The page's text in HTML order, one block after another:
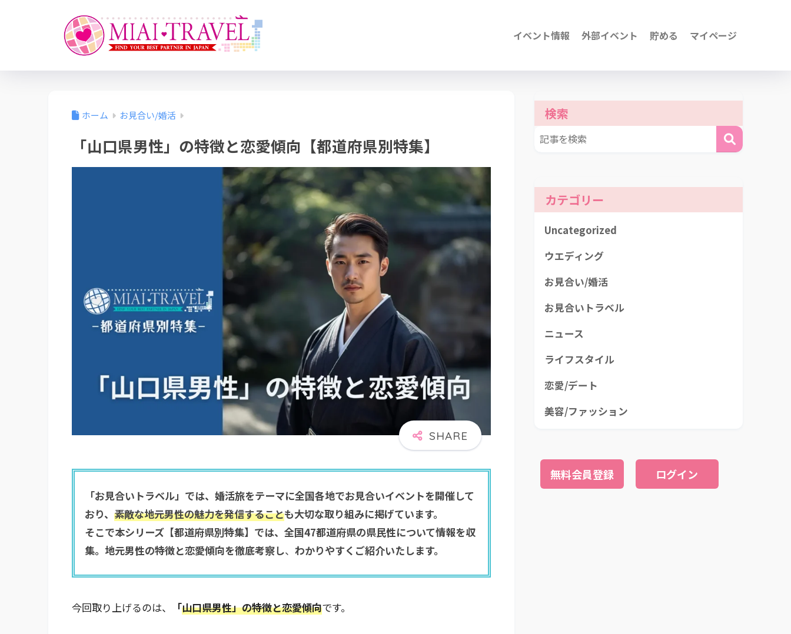
イベント情報 外部イベント 貯める マイページ
ホーム お見合い/婚活
「山口県男性」の特徴と恋愛傾向【都道府県別特集】
「お見合いトラベル」では、婚活旅をテーマに全国各地でお見合いイベントを開催して
おり、素敵な地元男性の魅力を発信することも大切な取り組みに掲げています。
そこで本シリーズ【都道府県別特集】では、全国47都道府県の県民性について情報を収
集。地元男性の特徴と恋愛傾向を徹底考察し、わかりやすくご紹介いたします。
今回取り上げるのは、 「山口県男性」の特徴と恋愛傾向です。
検索
カテゴリー
Uncategorized
ウエディング
お見合い/婚活
お見合いトラベル
ニュース
ライフスタイル
恋愛/デート
美容/ファッション
無料会員登録 ログイン